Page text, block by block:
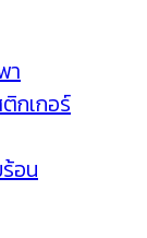
า
กเกอร์
อน